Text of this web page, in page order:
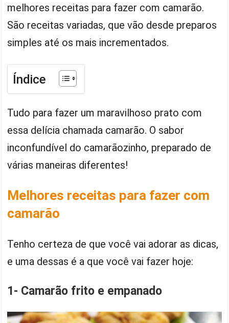
melhores receitas para fazer com camarão.
São receitas variadas, que vão desde preparos
simples até os mais incrementados.
Índice
Tudo para fazer um maravilhoso prato com
essa delícia chamada camarão. O sabor
inconfundível do camarãozinho, preparado de
várias maneiras diferentes!
Melhores receitas para fazer com
camarão
Tenho certeza de que você vai adorar as dicas,
e uma dessas é a que você vai fazer hoje:
1- Camarão frito e empanado